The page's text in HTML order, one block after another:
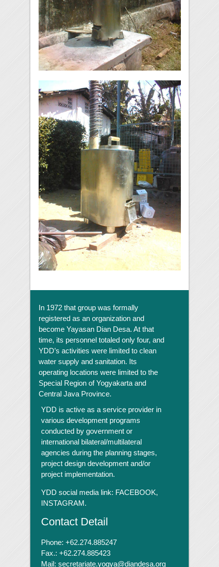
In 1972 that group was formally
registered as an organization and
become Yayasan Dian Desa. At that
time, its personnel totaled only four, and
YDD’s activities were limited to clean
water supply and sanitation. Its
operating locations were limited to the
Special Region of Yogyakarta and
Central Java Province.
YDD is active as a service provider in
various development programs
conducted by government or
international bilateral/multilateral
agencies during the planning stages,
project design development and/or
project implementation.
YDD social media link: FACEBOOK,
INSTAGRAM.
Contact Detail
Phone: +62.274.885247
Fax.: +62.274.885423
Mail: secretariate.yogya@diandesa.org